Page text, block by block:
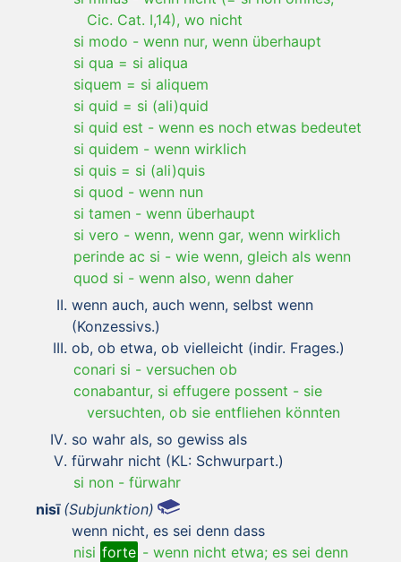
Cic. Cat. I,14), wo nicht
si modo - wenn nur, wenn überhaupt
si qua = si aliqua
siquem = si aliquem
si quid = si (ali)quid
si quid est - wenn es noch etwas bedeutet
si quidem - wenn wirklich
si quis = si (ali)quis
si quod - wenn nun
si tamen - wenn überhaupt
si vero - wenn, wenn gar, wenn wirklich
perinde ac si - wie wenn, gleich als wenn
quod si - wenn also, wenn daher
wenn auch, auch wenn, selbst wenn
(Konzessivs.)
ob, ob etwa, ob vielleicht (indir. Frages.)
conari si - versuchen ob
conabantur, si effugere possent - sie
versuchten, ob sie entfliehen könnten
so wahr als, so gewiss als
fürwahr nicht (KL: Schwurpart.)
si non - fürwahr
nisī (Subjunktion)
wenn nicht, es sei denn dass
nisi forte - wenn nicht etwa; es sei denn